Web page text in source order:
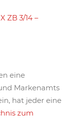
ZB 3/14 –
eine
Markenamts
hat jeder eine
zum